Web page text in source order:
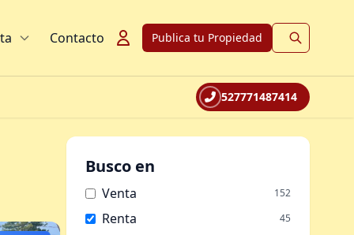
Contacto Publica tu Propiedad
527771487414
Busco en
Venta 152
Renta 45